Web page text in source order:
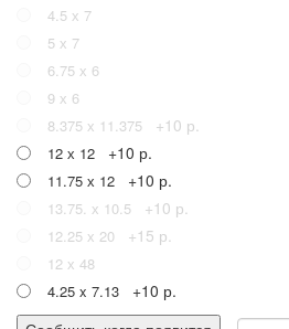
4.5 х 7
5 х 7
6.75 х 6
9 х 6
8.375 х 11.375
+10 р.
12 х 12 +10 р.
11.75 х 12 +10 р.
13.75. х 10.5 +10 р.
12.25 х 20 +15 р.
12 х 48
4.25 x 7.13
+10 р.